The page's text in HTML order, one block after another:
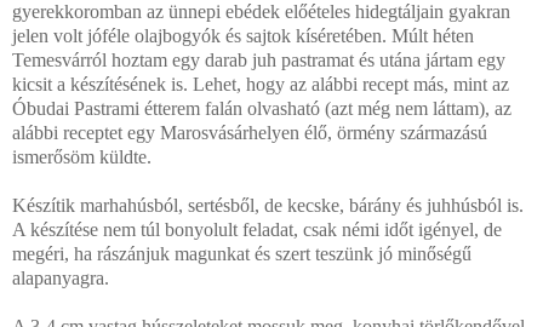
gyerekkoromban az ünnepi ebédek előételes hidegtáljain gyakran
jelen volt jóféle olajbogyók és sajtok kíséretében. Múlt héten
Temesvárról hoztam egy darab juh pastramat és utána jártam egy
kicsit a készítésének is. Lehet, hogy az alábbi recept más, mint az
Óbudai Pastrami étterem falán olvasható (azt még nem láttam), az
alábbi receptet egy Marosvásárhelyen élő, örmény származású
ismerősöm küldte.
Készítik marhahúsból, sertésből, de kecske, bárány és juhhúsból is.
A készítése nem túl bonyolult feladat, csak némi időt igényel, de
megéri, ha rászánjuk magunkat és szert teszünk jó minőségű
alapanyagra.